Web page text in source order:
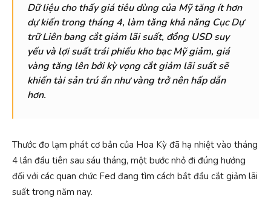
Dữ liệu cho thấy giá tiêu dùng của Mỹ tăng ít hơn
dự kiến ​​trong tháng 4, làm tăng khả năng Cục Dự
trữ Liên bang cắt giảm lãi suất, đồng USD suy
yếu và lợi suất trái phiếu kho bạc Mỹ giảm, giá
vàng tăng lên bởi kỳ vọng cắt giảm lãi suất sẽ
khiến tài sản trú ẩn như vàng trở nên hấp dẫn
hơn.
Thước đo lạm phát cơ bản của Hoa Kỳ đã hạ nhiệt vào tháng
4 lần đầu tiên sau sáu tháng, một bước nhỏ đi đúng hướng
đối với các quan chức Fed đang tìm cách bắt đầu cắt giảm lãi
suất trong năm nay.